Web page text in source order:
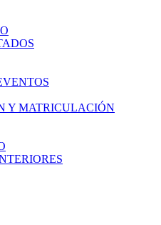
Y MATRICULACIÓN